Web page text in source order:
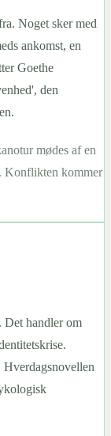
Noget sker med
ankomst, en
Goethe
den
mødes af en
Konflikten kommer
Det handler om